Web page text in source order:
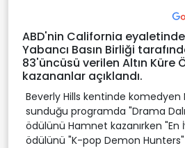
ABD'nin California
Yabancı Basın Birliği
83'üncüsü verilen Altın Küre
kazananlar açıklandı.
Beverly Hills kentinde komedyen
sunduğu programda "Drama
ödülünü Hamnet kazanırken "En
ödülünü "K-pop Demon Hunters"